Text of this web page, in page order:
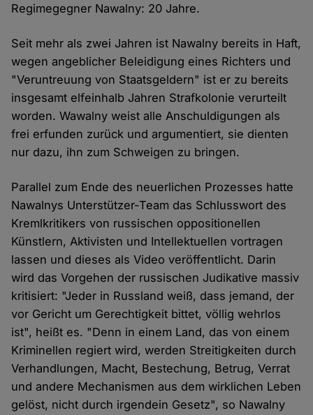
Regimegegner Nawalny: 20 Jahre.
Seit mehr als zwei Jahren ist Nawalny bereits in Haft,
wegen angeblicher Beleidigung eines Richters und
"Veruntreuung von Staatsgeldern" ist er zu bereits
insgesamt elfeinhalb Jahren Strafkolonie verurteilt
worden. Wawalny weist alle Anschuldigungen als
frei erfunden zurück und argumentiert, sie dienten
nur dazu, ihn zum Schweigen zu bringen.
Parallel zum Ende des neuerlichen Prozesses hatte
Nawalnys Unterstützer-Team das Schlusswort des
Kremlkritikers von russischen oppositionellen
Künstlern, Aktivisten und Intellektuellen vortragen
lassen und dieses als Video veröffentlicht. Darin
wird das Vorgehen der russischen Judikative massiv
kritisiert: "Jeder in Russland weiß, dass jemand, der
vor Gericht um Gerechtigkeit bittet, völlig wehrlos
ist", heißt es. "Denn in einem Land, das von einem
Kriminellen regiert wird, werden Streitigkeiten durch
Verhandlungen, Macht, Bestechung, Betrug, Verrat
und andere Mechanismen aus dem wirklichen Leben
gelöst, nicht durch irgendein Gesetz", so Nawalny